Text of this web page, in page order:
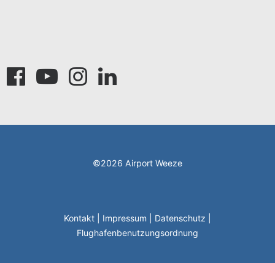
©2026 Airport Weeze
Kontakt Impressum Datenschutz
Flughafenbenutzungsordnung